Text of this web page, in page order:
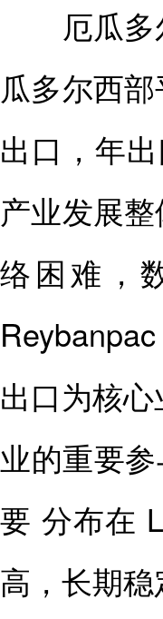
厄瓜多尔
瓜多尔西
出口，年
产业发展
络困难，
出口为核
业的重要
要 分布在
高，长期稳